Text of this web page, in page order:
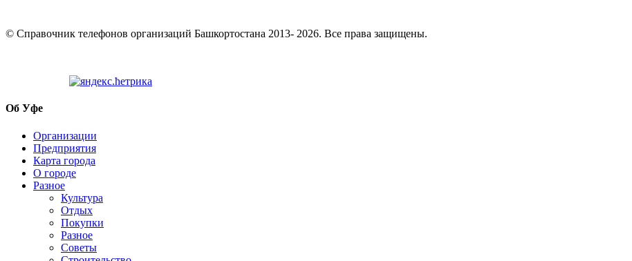
© Cправочник телефонов организаций Башкортостана 2013- 2026. Все права защищены.
Об Уфе
Организации
Предприятия
Карта города
О городе
Разное
Культура
Отдых
Покупки
Разное
Советы